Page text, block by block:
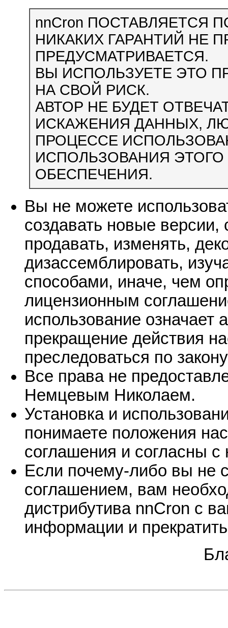
nnCron ПОСТАВЛЯЕТСЯ
НИКАКИХ ГАРАНТИЙ НЕ
ПРЕДУСМАТРИВАЕТСЯ.
ВЫ ИСПОЛЬЗУЕТЕ ЭТО
НА СВОЙ РИСК.
АВТОР НЕ БУДЕТ
ИСКАЖЕНИЯ ДАННЫХ,
ПРОЦЕССЕ
ИСПОЛЬЗОВАНИЯ
ОБЕСПЕЧЕНИЯ.
Вы не можете
создавать новые
продавать, изменять,
дизассемблировать,
способами, иначе, чем
лицензионным
использование означает
прекращение действия
преследоваться по
Все права не
Немцевым Николаем.
Установка и
понимаете положения
соглашения и согласны с
Если почему-либо вы не
соглашением, вам
дистрибутива nnCron с
информации и